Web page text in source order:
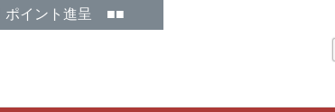
ポイント進呈 ■■